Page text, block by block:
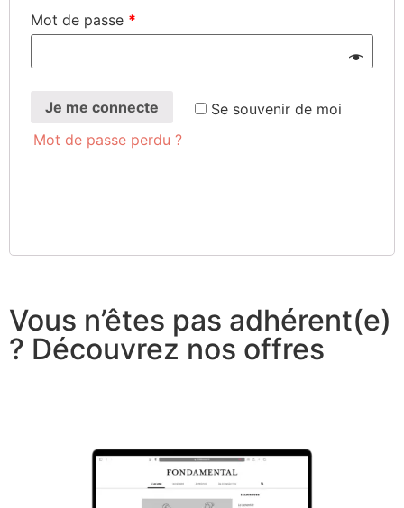
Mot de passe *
Se sou­ve­nir de moi
Je me connecte
Mot de passe perdu ?
Vous n’êtes pas adhérent(e)
? Découvrez nos offres